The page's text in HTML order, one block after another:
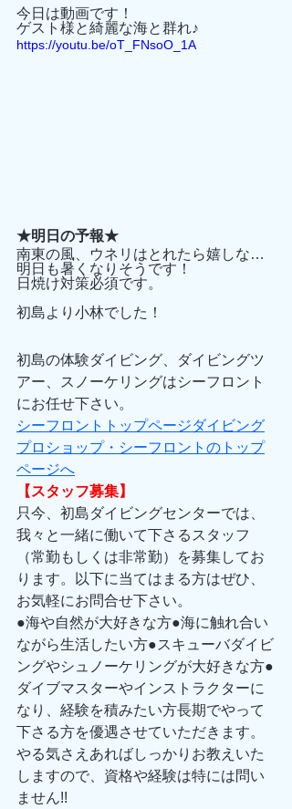
今日は動画です！
ゲスト様と綺麗な海と群れ♪
https://youtu.be/oT_FNsoO_1A
★明日の予報★
南東の風、ウネリはとれたら嬉しな…
明日も暑くなりそうです！
日焼け対策必須です。
初島より小林でした！
初島の体験ダイビング、ダイビングツ
アー、スノーケリングはシーフロント
にお任せ下さい。
シーフロントトップページダイビング
プロショップ・シーフロントのトップ
ページへ
【スタッフ募集】
只今、初島ダイビングセンターでは、
我々と一緒に働いて下さるスタッフ
（常勤もしくは非常勤）を募集してお
ります。以下に当てはまる方はぜひ、
お気軽にお問合せ下さい。
●海や自然が大好きな方●海に触れ合い
ながら生活したい方●スキューバダイビ
ングやシュノーケリングが大好きな方●
ダイブマスターやインストラクターに
なり、経験を積みたい方長期でやって
下さる方を優遇させていただきます。
やる気さえあればしっかりお教えいた
しますので、資格や経験は特には問い
ません!!